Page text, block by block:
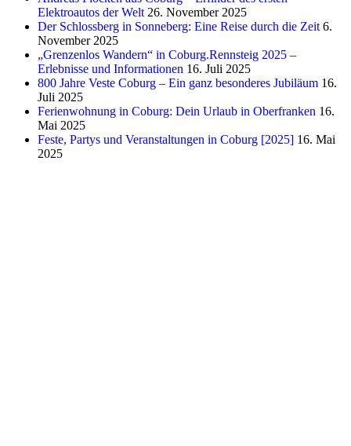
Elektroautos der Welt 26. November 2025
Der Schlossberg in Sonneberg: Eine Reise durch die Zeit 6.
November 2025
„Grenzenlos Wandern“ in Coburg.Rennsteig 2025 –
Erlebnisse und Informationen 16. Juli 2025
800 Jahre Veste Coburg – Ein ganz besonderes Jubiläum 16.
Juli 2025
Ferienwohnung in Coburg: Dein Urlaub in Oberfranken 16.
Mai 2025
Feste, Partys und Veranstaltungen in Coburg [2025] 16. Mai
2025